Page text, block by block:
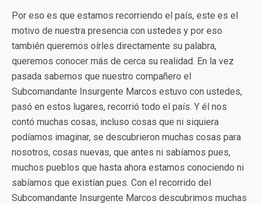
Por eso es que estamos recorriendo el país, este es el
motivo de nuestra presencia con ustedes y por eso
también queremos oírles directamente su palabra,
queremos conocer más de cerca su realidad. En la vez
pasada sabemos que nuestro compañero el
Subcomandante Insurgente Marcos estuvo con ustedes,
pasó en estos lugares, recorrió todo el país. Y él nos
contó muchas cosas, incluso cosas que ni siquiera
podíamos imaginar, se descubrieron muchas cosas para
nosotros, cosas nuevas, que antes ni sabíamos pues,
muchos pueblos que hasta ahora estamos conociendo ni
sabíamos que existían pues. Con el recorrido del
Subcomandante Insurgente Marcos descubrimos muchas